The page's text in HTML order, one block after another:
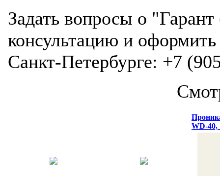
Задать вопросы о
консультацию и
Санкт-Петербурге: +7
WD-40,